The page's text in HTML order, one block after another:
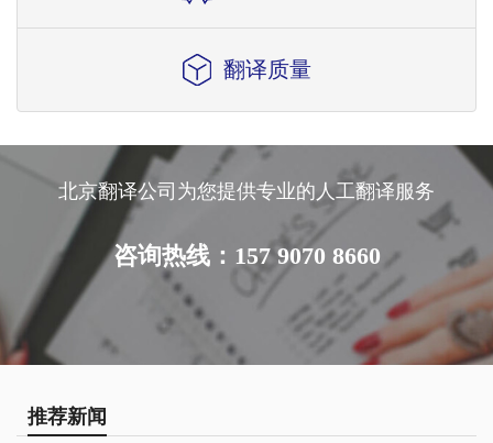
翻译质量
北京翻译公司为您提供专业的人工翻译服务
咨询热线：157 9070 8660
推荐新闻